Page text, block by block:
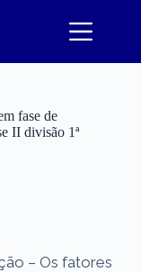
fase de
II divisão 1ª
– Os fatores